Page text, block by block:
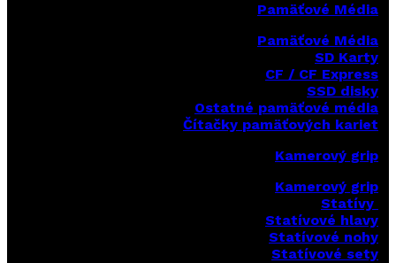
Pamäťové Média
Pamäťové Média
SD Karty
CF / CF Express
SSD disky
Ostatné pamäťové média
Čítačky pamäťových kariet
Kamerový grip
Kamerový grip
Statívy
Statívové hlavy
Statívové nohy
Statívové sety